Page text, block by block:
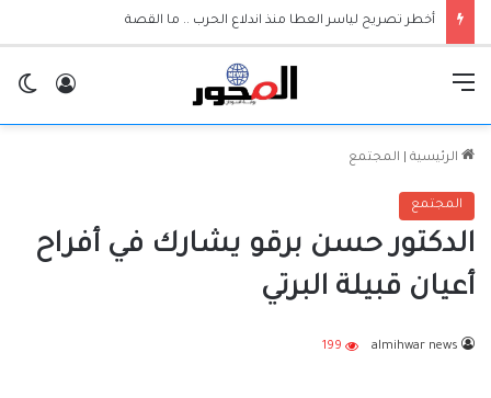
أخطر تصريح لياسر العطا منذ اندلاع الحرب .. ما القصة
الرئيسية المجتمع
المجتمع
الدكتور حسن برقو يشارك في أفراح
أعيان قبيلة البرتي
almihwar news
199